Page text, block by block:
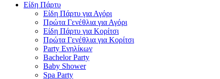
Είδη Πάρτυ
Είδη Πάρτυ για Αγόρι
Πρώτα Γενέθλια για Αγόρι
Είδη Πάρτυ για Κορίτσι
Πρώτα Γενέθλια για Κορίτσι
Party Ενηλίκων
Bachelor Party
Baby Shower
Spa Party